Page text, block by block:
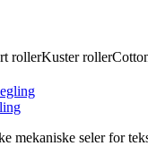
rollerKuster
mekaniske seler for